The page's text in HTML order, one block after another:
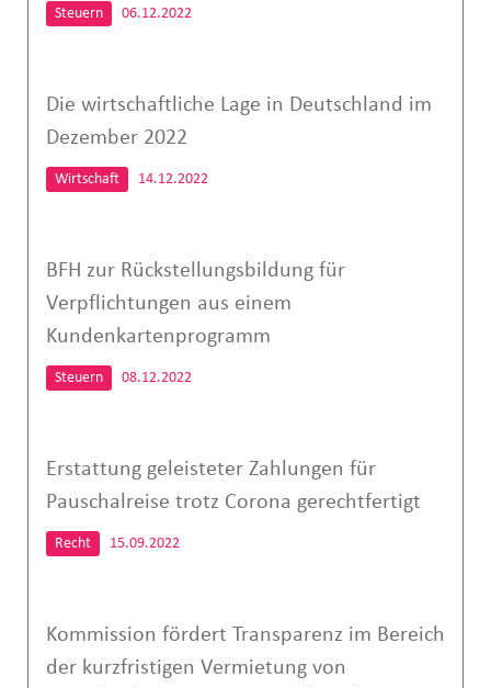
Steuern 06.12.2022
Die wirtschaftliche Lage in Deutschland im
Dezember 2022
Wirtschaft 14.12.2022
BFH zur Rückstellungsbildung für
Verpflichtungen aus einem
Kundenkartenprogramm
Steuern 08.12.2022
Erstattung geleisteter Zahlungen für
Pauschalreise trotz Corona gerechtfertigt
Recht 15.09.2022
Kommission fördert Transparenz im Bereich
der kurzfristigen Vermietung von